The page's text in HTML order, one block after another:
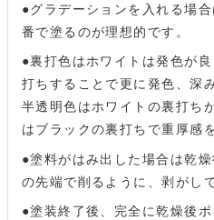
●グラデーションを入れる場
番で塗るのが理想的です。
●裏打色はホワイトは発色が
打ちすることで更に発色、深
半透明色はホワイトの裏打ち
はブラックの裏打ちで重厚感
●塗料がはみ出した場合は乾
の先端で削るように、剥がし
●塗装終了後、完全に乾燥後